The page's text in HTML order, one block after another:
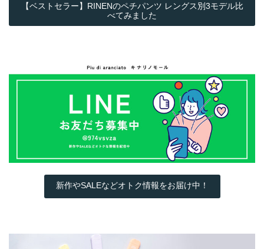
【ベストセラー】RINENのペチパンツ レングス別3モデル比
べてみました
新作やSALEなどオトク情報をお届け中！